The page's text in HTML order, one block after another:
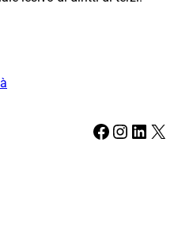
Facebook Instagram LinkedIn X